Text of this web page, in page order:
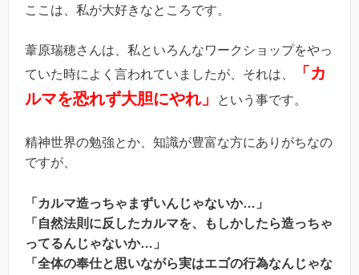
ここは、私が大好きなところです。
葦原瑞穂さんは、私といろんなワークショップをやっ
ていた時によく言われていましたが、それは、
「カ
ルマを恐れず大胆にやれ」
という事です。
精神世界の勉強とか、知識が豊富な方にありがちなの
ですが、
「カルマ造っちゃまずいんじゃないか…」
「自然法則に反したカルマを、もしかしたら造っちゃ
ってるんじゃないか…」
「全体の奉仕と思いながら実はエゴの行為なんじゃな